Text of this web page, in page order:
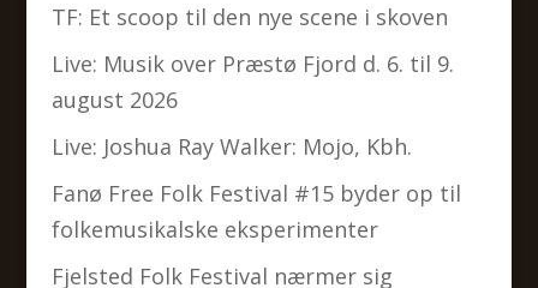
TF: Et scoop til den nye scene i skoven
Live: Musik over Præstø Fjord d. 6. til 9.
august 2026
Live: Joshua Ray Walker: Mojo, Kbh.
Fanø Free Folk Festival #15 byder op til
folkemusikalske eksperimenter
Fjelsted Folk Festival nærmer sig